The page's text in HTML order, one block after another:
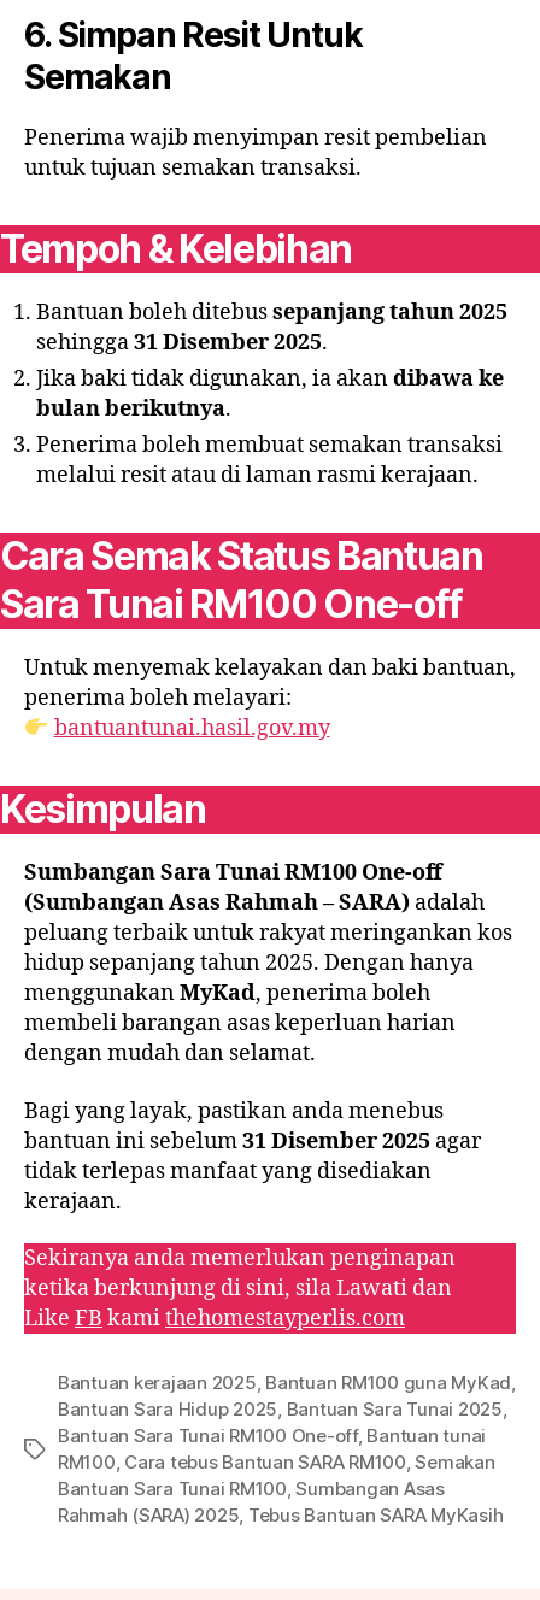
6. Simpan Resit Untuk
Semakan
Penerima wajib menyimpan resit pembelian
untuk tujuan semakan transaksi.
Tempoh & Kelebihan
Bantuan boleh ditebussepanjang tahun 2025
sehingga31 Disember 2025.
Jika baki tidak digunakan, ia akandibawa ke
bulan berikutnya.
Penerima boleh membuat semakan transaksi
melalui resit atau di laman rasmi kerajaan.
Cara Semak Status Bantuan
Sara Tunai RM100 One-off
Untuk menyemak kelayakan dan baki bantuan,
penerima boleh melayari:
bantuantunai.hasil.gov.my
Kesimpulan
Sumbangan Sara Tunai RM100 One-off
(Sumbangan Asas Rahmah – SARA) adalah
peluang terbaik untuk rakyat meringankan kos
hidup sepanjang tahun 2025. Dengan hanya
menggunakanMyKad, penerima boleh
membeli barangan asas keperluan harian
dengan mudah dan selamat.
Bagi yang layak, pastikan anda menebus
bantuan ini sebelum31 Disember 2025 agar
tidak terlepas manfaat yang disediakan
kerajaan.
Sekiranya anda memerlukan penginapan
ketika berkunjung di sini, sila Lawati dan
Like FB kamithehomestayperlis.com
Tags
Bantuan kerajaan 2025, Bantuan RM100 guna MyKad,
Bantuan Sara Hidup 2025, Bantuan Sara Tunai 2025,
Bantuan Sara Tunai RM100 One-off, Bantuan tunai
RM100, Cara tebus Bantuan SARA RM100,Semakan
Bantuan Sara Tunai RM100,Sumbangan Asas
Rahmah (SARA) 2025, Tebus Bantuan SARA MyKasih